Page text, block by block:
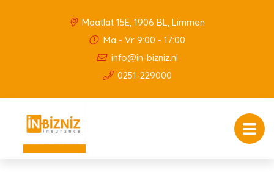
Maatlat 15E, 1906 BL, Limmen
Ma - Vr 9:00 - 17:00
info@in-bizniz.nl
0251-229000